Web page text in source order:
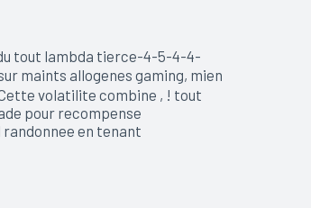
tout lambda tierce-4-5-4-4-
maints allogenes gaming, mien
volatilite combine , ! tout
pour recompense
randonnee en tenant